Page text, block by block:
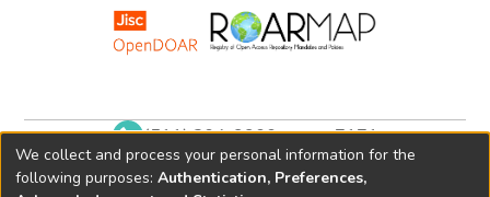
(511) 204-9900 anexo 7171
biblioteca@oefa.gob.pe
We collect and process your personal information for the
following purposes: Authentication, Preferences,